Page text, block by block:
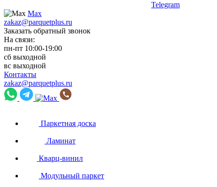
Telegram
Max
zakaz@parquetplus.ru
Заказать обратный звонок
На связи:
пн-пт 10:00-19:00
сб выходной
вс выходной
Контакты
zakaz@parquetplus.ru
Паркетная доска
Ламинат
Кварц-винил
Модульный паркет